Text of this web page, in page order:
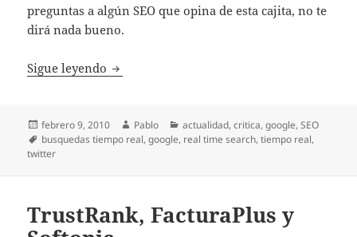
preguntas a algún SEO que opina de esta cajita, no te
dirá nada bueno.
Sigue leyendo Búsquedas en tiempo real y el SEO
Publicado
el
febrero 9, 2010 Autor
Pablo Categorías
actualidad,critica,google,SEO
Etiquetas
busquedas tiempo real,google, real time search,tiempo real,
twitter
TrustRank, FacturaPlus y